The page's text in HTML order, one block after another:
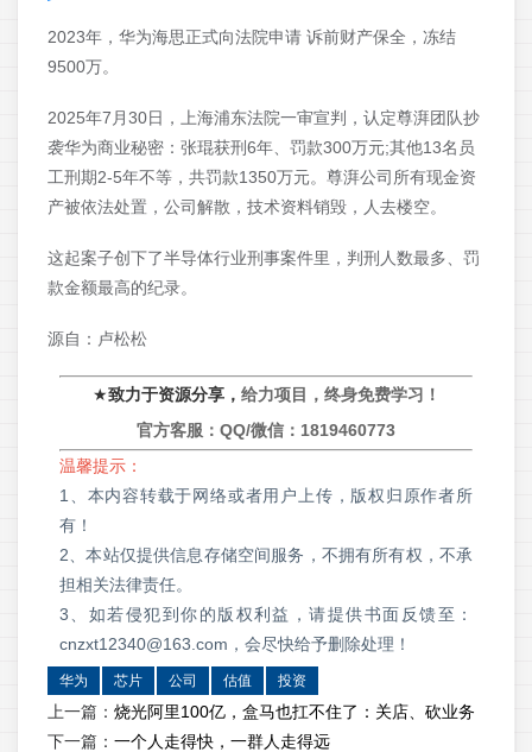
2023年，华为海思正式向法院申请 诉前财产保全，冻结
9500万。
2025年7月30日，上海浦东法院一审宣判，认定尊湃团队抄
袭华为商业秘密：张琨获刑6年、罚款300万元;其他13名员
工刑期2‑5年不等，共罚款1350万元。尊湃公司所有现金资
产被依法处置，公司解散，技术资料销毁，人去楼空。
这起案子创下了半导体行业刑事案件里，判刑人数最多、罚
款金额最高的纪录。
源自：卢松松
★致力于资源分享， 给力项目，终身免费学习！
官方客服：QQ/微信： 1819460773
温馨提示：
1、本内容转载于网络或者用户上传，版权归原作者所
有！
2、本站仅提供信息存储空间服务，不拥有所有权，不承
担相关法律责任。
3、如若侵犯到你的版权利益，请提供书面反馈至：
cnzxt12340@163.com，会尽快给予删除处理！
华为 芯片 公司 估值 投资
上一篇： 烧光阿里100亿，盒马也扛不住了：关店、砍业务
下一篇： 一个人走得快，一群人走得远